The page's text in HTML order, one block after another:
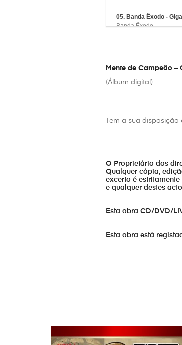
05. Banda Êxodo -
Banda Êxodo
07. Perfect Bliss - Hold
Perfect Bliss
Kuriakos Brasil
10. Guardiões da Arca
Guardiões da Arca
Triunfo Sonoro
12. Tabernáculo -
Tabernáculo
Mente de Campeão –
(Álbum digital)
Tem a sua disposição
O Proprietário dos
Qualquer cópia,
excerto é
e qualquer destes
Esta obra CD/DVD/
Esta obra está